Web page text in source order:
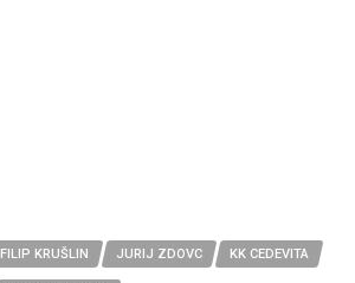
FILIP KRUŠLIN JURIJ ZDOVC KK CEDEVITA